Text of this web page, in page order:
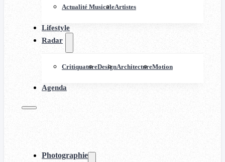
Actualité MusicaleArtistes
Lifestyle
Radar
CritiquatureDesignArchitectureMotion
Agenda
Photographie